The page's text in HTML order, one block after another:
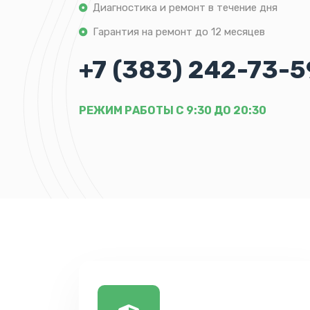
Диагностика и ремонт в течение дня
Гарантия на ремонт до 12 месяцев
+7 (383) 242-73-
РЕЖИМ РАБОТЫ С 9:30 ДО 20:30